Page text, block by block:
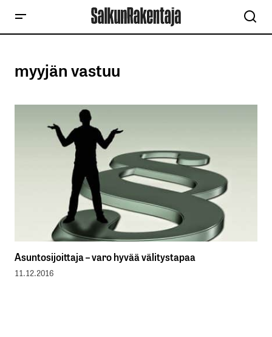
myyjän vastuu
Asuntosijoittaja – varo hyvää välitystapaa
11.12.2016